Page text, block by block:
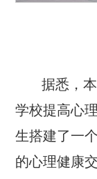
据悉，
学校提高心
生搭建了一
的心理健康